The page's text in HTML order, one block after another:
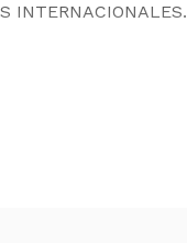
INTERNACIONALES.